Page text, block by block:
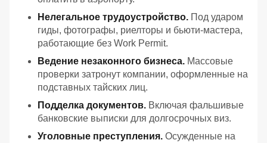
Нелегальное трудоустройство. Под ударом
гиды, фотографы, риелторы и бьюти-мастера,
работающие без Work Permit.
Ведение незаконного бизнеса. Массовые
проверки затронут компании, оформленные на
подставных тайских лиц.
Подделка документов. Включая фальшивые
банковские выписки для долгосрочных виз.
Уголовные преступления. Осужденные на